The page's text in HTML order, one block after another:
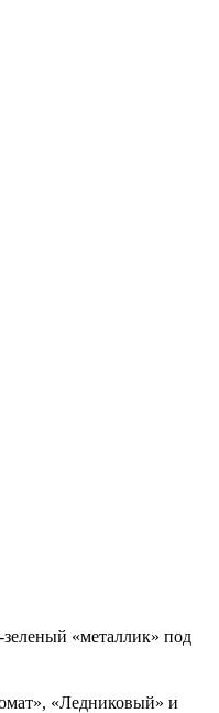
«металлик» под
«Ледниковый» и